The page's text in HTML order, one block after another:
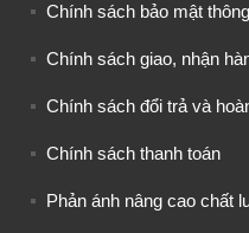
Chính sách bảo mật
Chính sách giao, nhận
Chính sách đổi trả và
Chính sách thanh toán
Phản ánh nâng cao chất